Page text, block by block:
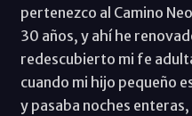
pertenezco al Camino
30 años, y ahí he
redescubierto mi fe
cuando mi hijo pequeño
y pasaba noches